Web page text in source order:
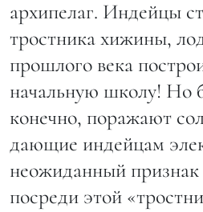
архипелаг. Индейцы
тростника хижины,
прошлого века
начальную школу! Но
конечно, поражают
дающие индейцам
неожиданный
посреди этой